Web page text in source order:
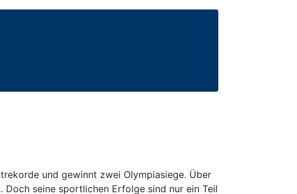
und gewinnt zwei Olympiasiege. Über
Doch seine sportlichen Erfolge sind nur ein Teil